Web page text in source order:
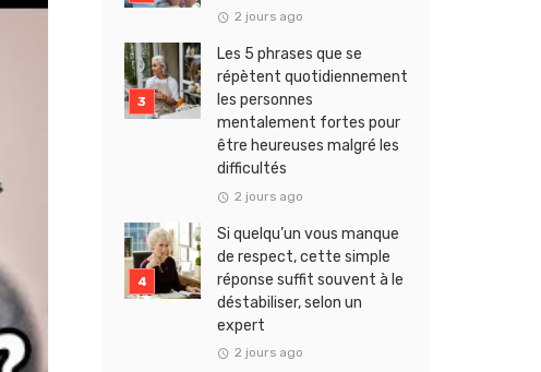
2 jours ago
Les 5 phrases que se
répètent quotidiennement
les personnes
mentalement fortes pour
être heureuses malgré les
difficultés
2 jours ago
Si quelqu’un vous manque
de respect, cette simple
réponse suffit souvent à le
déstabiliser, selon un
expert
2 jours ago